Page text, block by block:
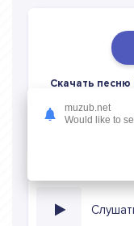
Скачать песню
muzub.net
Would like to